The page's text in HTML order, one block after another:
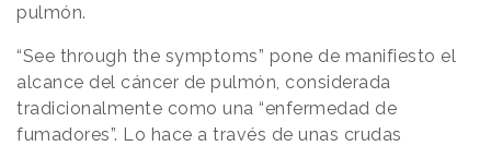
pulmón.
“See through the symptoms” pone de manifiesto el
alcance del cáncer de pulmón, considerada
tradicionalmente como una “enfermedad de
fumadores”. Lo hace a través de unas crudas